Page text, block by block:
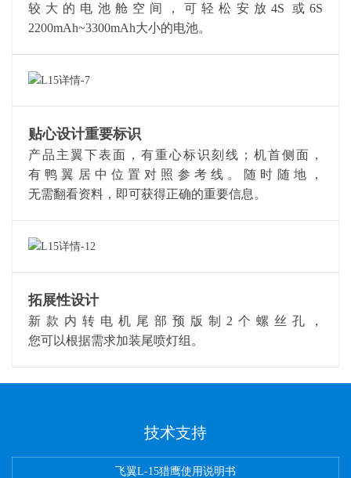
较大的电池舱空间，可轻松安放4S 或6S
2200mAh~3300mAh大小的电池。
贴心设计重要标识
产品主翼下表面，有重心标识刻线；机首侧面，
有鸭翼居中位置对照参考线。随时随地，
无需翻看资料，即可获得正确的重要信息。
拓展性设计
新款内转电机尾部预版制2个螺丝孔，
您可以根据需求加装尾喷灯组。
技术支持
飞翼L-15猎鹰使用说明书